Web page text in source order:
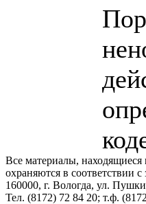
Все материалы, находящиеся
охраняются в соответствии
160000, г. Вологда, ул.
Тел. (8172) 72 84 20; т.ф.